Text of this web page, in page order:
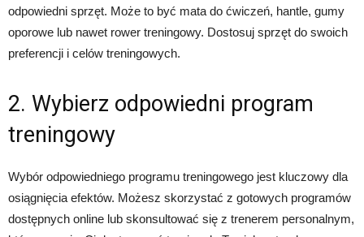
odpowiedni sprzęt. Może to być mata do ćwiczeń, hantle, gumy
oporowe lub nawet rower treningowy. Dostosuj sprzęt do swoich
preferencji i celów treningowych.
2. Wybierz odpowiedni program
treningowy
Wybór odpowiedniego programu treningowego jest kluczowy dla
osiągnięcia efektów. Możesz skorzystać z gotowych programów
dostępnych online lub skonsultować się z trenerem personalnym,